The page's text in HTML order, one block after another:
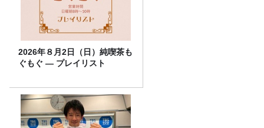
2026年８月2日（日）純喫茶も
ぐもぐ ― プレイリスト